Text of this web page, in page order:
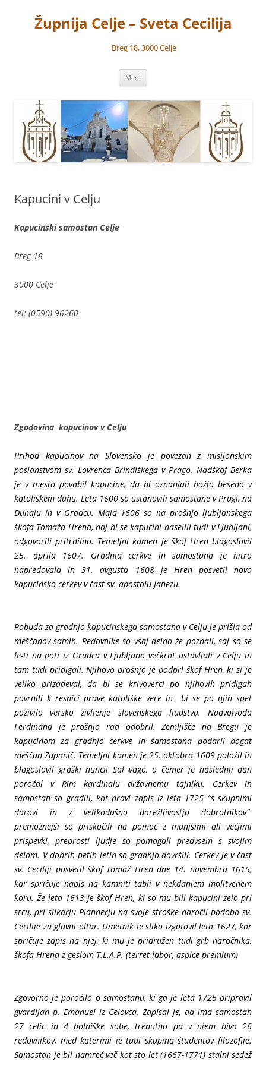
vsebinoŽupnija Celje – Sveta Cecilija
Breg 18, 3000 Celje
Meni
Kapucini v Celju
Kapucinski samostan Celje
Breg 18
3000 Celje
tel: (0590) 96260
Zgodovina kapucinov v Celju
Prihod kapucinov na Slovensko je povezan z misijonskim
poslanstvom sv. Lovrenca Brindiškega v Prago. Nadškof Berka
je v mesto povabil kapucine, da bi oznanjali božjo besedo v
katoliškem duhu. Leta 1600 so ustanovili samostane v Pragi, na
Dunaju in v Gradcu. Maja 1606 so na prošnjo ljubljanskega
škofa Tomaža Hrena, naj bi se kapucini naselili tudi v Ljubljani,
odgovorili pritrdilno. Temeljni kamen je škof Hren blagoslovil
25. aprila 1607. Gradnja cerkve in samostana je hitro
napredovala in 31. avgusta 1608 je Hren posvetil novo
kapucinsko cerkev v čast sv. apostolu Janezu.
Pobuda za gradnjo kapucinskega samostana v Celju je prišla od
meščanov samih. Redovnike so vsaj delno že poznali, saj so se
le-ti na poti iz Gradca v Ljubljano večkrat ustavljali v Celju in
tam tudi pridigali. Njihovo prošnjo je podprl škof Hren, ki si je
veliko prizadeval, da bi se krivoverci po njihovih pridigah
povrnili k resnici prave katoliške vere in bi se po njih spet
poživilo versko življenje slovenskega ljudstva. Nadvojvoda
Ferdinand je prošnjo rad odobril. Zemljišče na Bregu je
kapucinom za gradnjo cerkve in samostana podaril bogat
meščan Zupanič. Temeljni kamen je 25. oktobra 1609 položil in
blagoslovil graški nuncij Sal¬vago, o čemer je naslednji dan
poročal v Rim kardinalu državnemu tajniku. Cerkev in
samostan so gradili, kot pravi zapis iz leta 1725 “s skupnimi
darovi in z velikodušno darežljivostjo dobrotnikov”
premožnejši so priskočili na pomoč z manjšimi ali večjimi
prispevki, preprosti ljudje so pomagali predvsem s svojim
delom. V dobrih petih letih so gradnjo dovršili. Cerkev je v čast
sv. Ceciliji posvetil škof Tomaž Hren dne 14. novembra 1615,
kar spričuje napis na kamniti tabli v nekdanjem molitvenem
koru. Že leta 1613 je škof Hren, ki so mu bili kapucini zelo pri
srcu, pri slikarju Plannerju na svoje stroške naročil podobo sv.
Cecilije za glavni oltar. Umetnik je sliko izgotovil leta 1627, kar
spričuje zapis na njej, ki mu je pridružen tudi grb naročnika,
škofa Hrena z geslom T.L.A.P. (terret labor, aspice premium)
Zgovorno je poročilo o samostanu, ki ga je leta 1725 pripravil
gvardijan p. Emanuel iz Celovca. Zapisal je, da ima samostan
27 celic in 4 bolniške sobe, trenutno pa v njem biva 26
redovnikov, med katerimi je tudi skupina študentov filozofije.
Samostan je bil namreč več kot sto let (1667-1771) stalni sedež